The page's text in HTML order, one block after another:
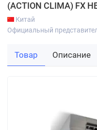
(ACTION CLIMA) FX
Китай
Официальный
Товар Описание